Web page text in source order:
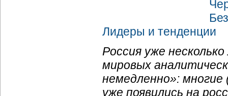
Лидеры и тенденции
Россия уже
мировых
немедленно»: многие
уже появились на